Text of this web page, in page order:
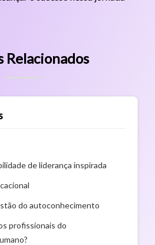
Relacionados
de liderança inspirada
do autoconhecimento
profissionais do